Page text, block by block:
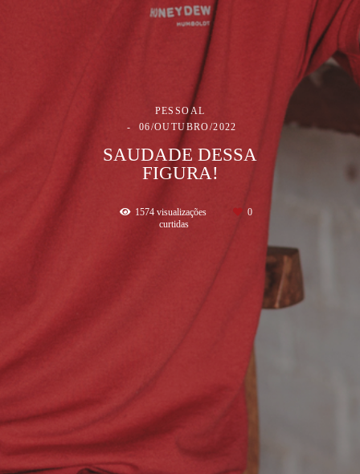
PESSOAL
06/OUTUBRO/2022
SAUDADE DESSA
FIGURA!
1574 visualizações
0
curtidas